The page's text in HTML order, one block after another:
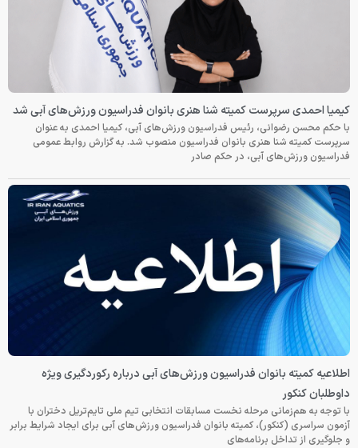
کیمیا احمدی سرپرست کمیته شنا هنری بانوان فدراسیون ورزش‌های آبی شد
با حکم محسن رضوانی، رئیس فدراسیون ورزش‌های آبی، کیمیا احمدی به عنوان
سرپرست کمیته شنا هنری بانوان فدراسیون منصوب شد. به گزارش روابط عمومی
فدراسیون ورزش‌های آبی، در حکم صادر
اطلاعیه کمیته بانوان فدراسیون ورزش‌های آبی درباره رکوردگیری ویژه
داوطلبان کنکور
با توجه به هم‌زمانی مرحله نخست مسابقات انتخابی تیم ملی تایم‌تریل دختران با
آزمون سراسری (کنکور)، کمیته بانوان فدراسیون ورزش‌های آبی برای ایجاد شرایط برابر
و جلوگیری از تداخل برنامه‌های